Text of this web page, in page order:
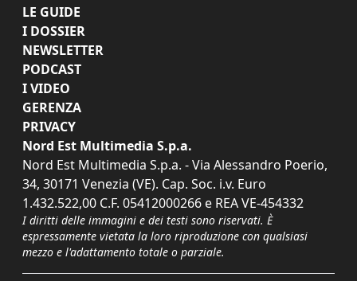
LE GUIDE
I DOSSIER
NEWSLETTER
PODCAST
I VIDEO
GERENZA
PRIVACY
Nord Est Multimedia S.p.a.
Nord Est Multimedia S.p.a. - Via Alessandro Poerio,
34, 30171 Venezia (VE). Cap. Soc. i.v. Euro
1.432.522,00 C.F. 05412000266 e REA VE-454332
I diritti delle immagini e dei testi sono riservati. È
espressamente vietata la loro riproduzione con qualsiasi
mezzo e l'adattamento totale o parziale.